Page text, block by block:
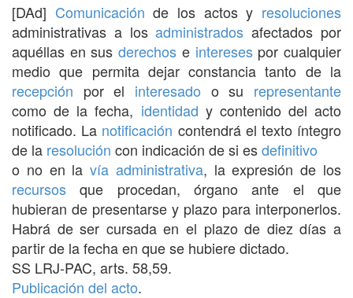
[DAd] Comunicación de los actos y resoluciones
administrativas a losadministrados afectados por
aquéllas en susderechos e interesespor cualquier
medio que permita dejar constancia tanto de la
recepción por el interesado o su representante
como de la fecha, identidad y contenido del acto
notificado. La notificación contendrá el texto íntegro
de la resolución con indicación de si esdefinitivo
o no en lavía administrativa, la expresión de los
recursos que procedan, órgano ante el que
hubieran de presentarse y plazo para interponerlos.
Habrá de ser cursada en el plazo de diez días a
partir de la fecha en que se hubiere dictado.
SS LRJ-PAC, arts. 58,59.
Publicación del acto.